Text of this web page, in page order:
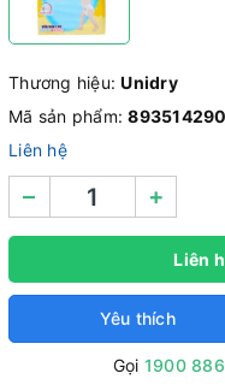
Thương hiệu:Unidry
Mã sản phẩm:
Liên hệ
– +
Liên
Yêu thích
Gọi 1900